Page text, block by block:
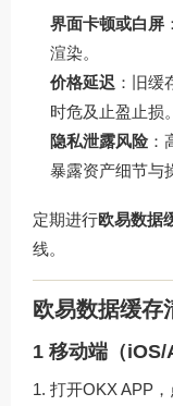
界面卡顿或白屏
渲染。
价格延迟 ：旧
时危及止盈止损。
隐私泄露风险：
暴露资产细节与
定期进行欧易数据
线。
欧易数据缓存
1 移动端（
打开OKX APP，